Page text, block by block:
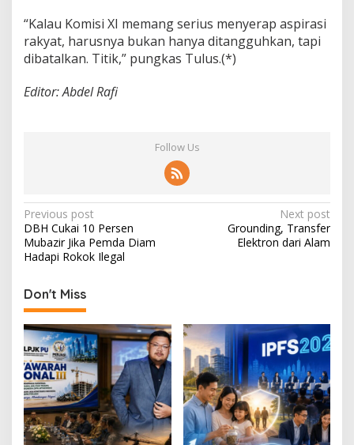
“Kalau Komisi XI memang serius menyerap aspirasi
rakyat, harusnya bukan hanya ditangguhkan, tapi
dibatalkan. Titik,” pungkas Tulus.(*)
Editor: Abdel Rafi
Follow Us
P
o
s
t
n
a
v
i
g
a
t
Previous post
DBH Cukai 10 Persen
Mubazir Jika Pemda Diam
Hadapi Rokok Ilegal
Next post
Grounding, Transfer
Elektron dari Alam
Don't Miss